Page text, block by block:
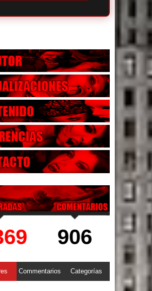
906
Commentarios Categorías